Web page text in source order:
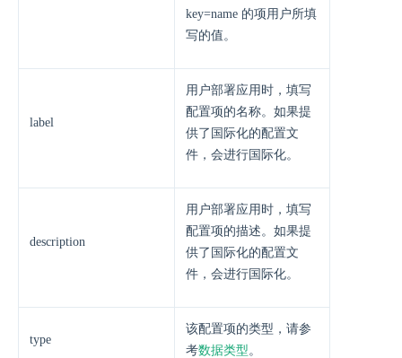
key=name 的项用户所填
写的值。
label
用户部署应用时，填写
配置项的名称。如果提
供了国际化的配置文
件，会进行国际化。
description
用户部署应用时，填写
配置项的描述。如果提
供了国际化的配置文
件，会进行国际化。
type
该配置项的类型，请参
考数据类型 。